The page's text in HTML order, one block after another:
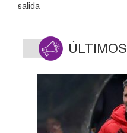
salida
ÚLTIMOS